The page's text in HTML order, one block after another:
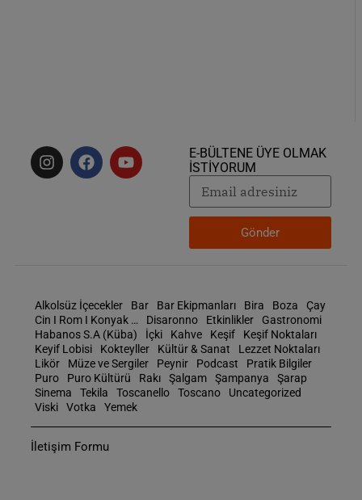
E-BÜLTENE ÜYE OLMAK
İSTİYORUM
Gönder
Alkolsüz İçecekler Bar Bar Ekipmanları Bira Boza
Çay
Cin I Rom I Konyak …
Disaronno Etkinlikler
Gastronomi
Habanos S.A (Küba)
İçki Kahve Keşif
Keşif Noktaları
Keyif Lobisi
Kokteyller Kültür & Sanat
Lezzet Noktaları
Likör
Müze ve Sergiler Peynir Podcast
Pratik Bilgiler
Puro
Puro Kültürü Rakı Şalgam Şampanya
Şarap
Sinema
Tekila Toscanello Toscano
Uncategorized
Viski
Votka Yemek
İletişim Formu